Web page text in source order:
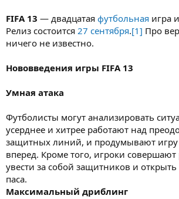
FIFA 13 — двадцатая футбольная игра
Релиз состоится 27 сентября.[1] Про
ничего не известно.
Нововведения игры FIFA 13
Умная атака
Футболисты могут анализировать
усерднее и хитрее работают над
защитных линий, и продумывают игру
вперед. Кроме того, игроки
увести за собой защитников и открыть
паса.
Максимальный дриблинг